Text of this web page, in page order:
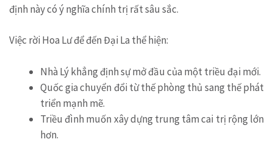
định này có ý nghĩa chính trị rất sâu sắc.
Việc rời Hoa Lư để đến Đại La thể hiện:
Nhà Lý khẳng định sự mở đầu của một triều đại mới.
Quốc gia chuyển đổi từ thế phòng thủ sang thế phát
triển mạnh mẽ.
Triều đình muốn xây dựng trung tâm cai trị rộng lớn
hơn.